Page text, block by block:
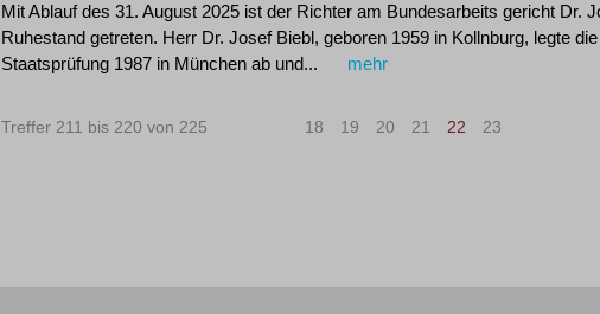
Mit Ablauf des 31. August 2025 ist der Richter am Bundesarbeits gericht Dr.
Ruhestand getreten. Herr Dr. Josef Biebl, geboren 1959 in Kollnburg, legte
Staatsprüfung 1987 in München ab und...
mehr
Treffer 211 bis 220 von 225 18 19 20 21 22 23